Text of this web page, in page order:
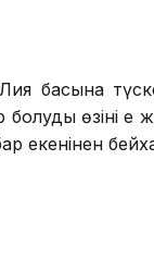
басына
өзінің
екенінен